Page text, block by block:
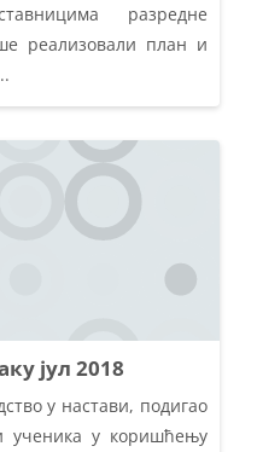
разредне
реализовали план и
јул 2018
у настави, подигао
ученика у коришћењу